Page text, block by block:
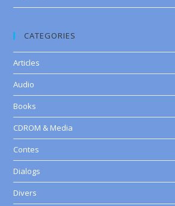
CATEGORIES
Articles
Audio
Books
CDROM & Media
Contes
Dialogs
Divers